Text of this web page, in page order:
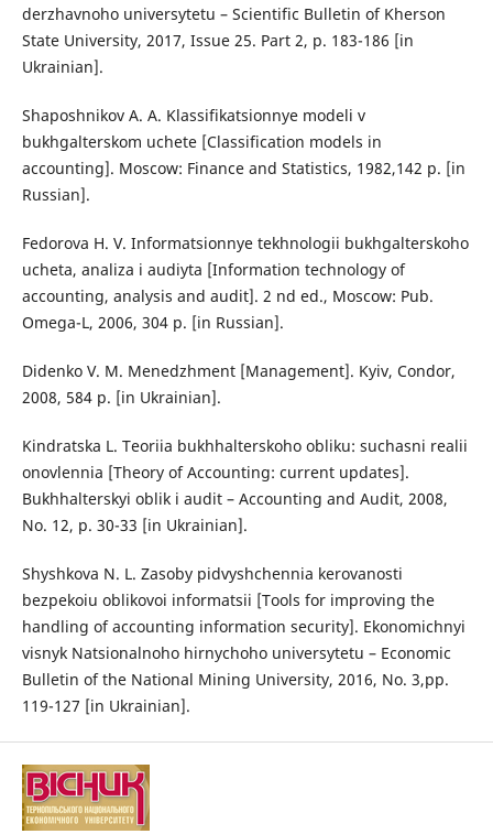
derzhavnoho universytetu – Scientific Bulletin of Kherson
State University, 2017, Issue 25. Part 2, p. 183-186 [in
Ukrainian].
Shaposhnikov A. A. Klassifikatsionnye modeli v
bukhgalterskom uchete [Classification models in
accounting]. Moscow: Finance and Statistics, 1982,142 p. [in
Russian].
Fedorova H. V. Informatsionnye tekhnologii bukhgalterskoho
ucheta, analiza i audiyta [Information technology of
accounting, analysis and audit]. 2 nd ed., Moscow: Pub.
Omega-L, 2006, 304 p. [in Russian].
Didenko V. M. Menedzhment [Management]. Kyiv, Condor,
2008, 584 p. [in Ukrainian].
Kindratska L. Teoriia bukhhalterskoho obliku: suchasni realii
onovlennia [Theory of Accounting: current updates].
Bukhhalterskyi oblik i audit – Accounting and Audit, 2008,
No. 12, p. 30-33 [in Ukrainian].
Shyshkova N. L. Zasoby pidvyshchennia kerovanosti
bezpekoiu oblikovoi informatsii [Tools for improving the
handling of accounting information security]. Ekonomichnyi
visnyk Natsionalnoho hirnychoho universytetu – Economic
Bulletin of the National Mining University, 2016, No. 3,pp.
119-127 [in Ukrainian].